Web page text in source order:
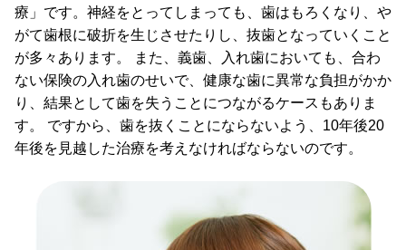
療」です。神経をとってしまっても、歯はもろくなり、や
がて歯根に破折を生じさせたりし、抜歯となっていくこと
が多々あります。 また、義歯、入れ歯においても、合わ
ない保険の入れ歯のせいで、健康な歯に異常な負担がかか
り、結果として歯を失うことにつながるケースもありま
す。 ですから、歯を抜くことにならないよう、10年後20
年後を見越した治療を考えなければならないのです。